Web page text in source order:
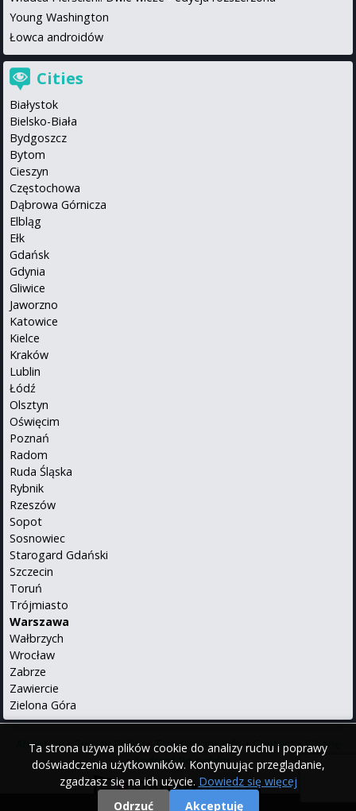
Ta strona używa plików cookie do analizy ruchu i poprawy
doświadczenia użytkowników. Kontynuując przeglądanie,
zgadzasz się na ich użycie. Dowiedz się więcej
Odrzuć
Akceptuję
Young Washington
Łowca androidów
Cities
Białystok
Bielsko-Biała
Bydgoszcz
Bytom
Cieszyn
Częstochowa
Dąbrowa Górnicza
Elbląg
Ełk
Gdańsk
Gdynia
Gliwice
Jaworzno
Katowice
Kielce
Kraków
Lublin
Łódź
Olsztyn
Oświęcim
Poznań
Radom
Ruda Śląska
Rybnik
Rzeszów
Sopot
Sosnowiec
Starogard Gdański
Szczecin
Toruń
Trójmiasto
Warszawa
Wałbrzych
Wrocław
Zabrze
Zawiercie
Zielona Góra
About us•Privacy Policy• Translations info•Contact•iPhone
•Android Po polsku